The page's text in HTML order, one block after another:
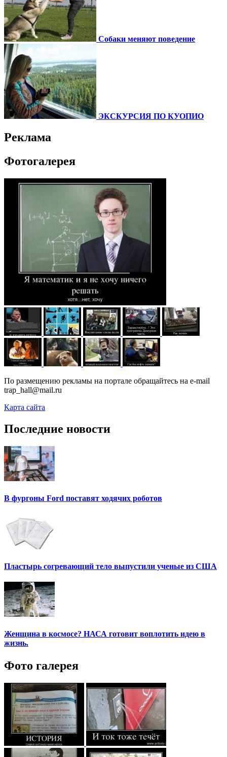
Собаки меняют поведение
ЭКСКУРСИЯ ПО КУОПИО
Реклама
Фотогалерея
По размещению рекламы на портале обращайтесь на e-mail
trap_hall@mail.ru
Карта сайта
Последние новости
В фургоны Ford поставят ходячих роботов
Пластырь согревающий тело выпустили ученые из США
Женщина в космосе? НАСА готовит воплотить идею в
жизнь.
Фото галерея